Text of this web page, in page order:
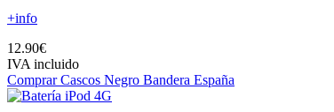
+info
12.90€
IVA incluido
Comprar Cascos Negro Bandera España